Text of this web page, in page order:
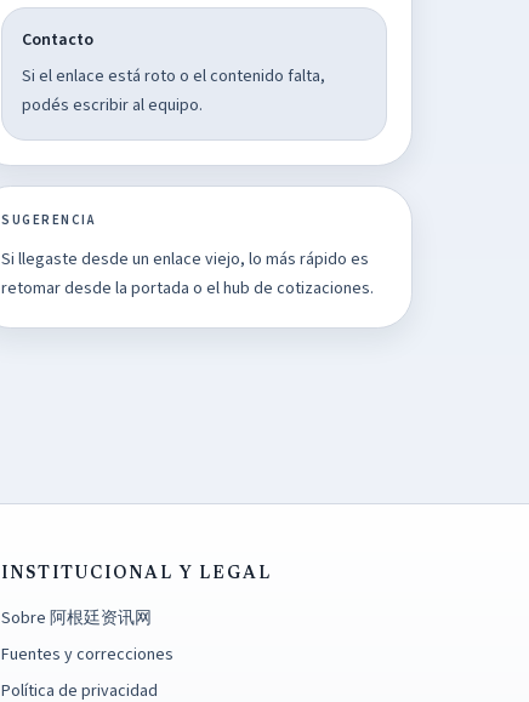
Contacto
Si el enlace está roto o el contenido falta,
podés escribir al equipo.
SUGERENCIA
Si llegaste desde un enlace viejo, lo más rápido es
retomar desde la portada o el hub de cotizaciones.
INSTITUCIONAL Y LEGAL
Sobre 阿根廷资讯网
Fuentes y correcciones
Política de privacidad